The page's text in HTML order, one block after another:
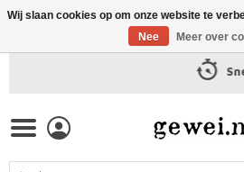
Snelle
Wij slaan cookies op om onze website te
Nee
Meer over